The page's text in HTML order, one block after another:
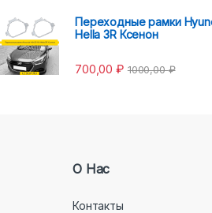
Переходные рамки
Hella 3R Ксенон
700,00₽ 1000,00₽
О Нас
Контакты